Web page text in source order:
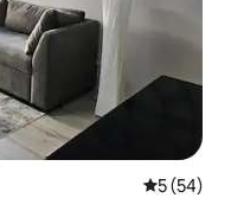
5 (54)